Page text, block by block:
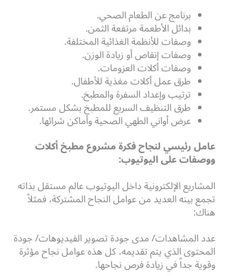
برنامج عن الطعام الصحي.
بدائل الأطعمة مرتفعة الثمن.
وصفات للأنظمة الغذائية المختلفة.
وصفات إنقاص أو زيادة الوزن.
وصفات أكلات العزومات.
طرق عمل أكلات مغذية للأطفال.
ترتيب وإعداد السفرة والمطبخ.
طرق التنظيف السريع للمطبخ بشكل مستمر.
عرض أواني الطهي الصحية وأماكن شرائها.
عامل رئيسي لنجاح فكرة مشروع مطبخ أكلات
ووصفات على اليوتيوب:
المشاريع الإلكترونية داخل اليوتيوب عالم مستقل بذاته
تجمع بينه العديد من عوامل النجاح المشتركة، فمثلاً
هناك:
عدد المشاهدات/ مدى جودة تصوير الفيديوهات/ جودة
المحتوى الذي يتم تقديمه، كل هذه عوامل نجاح مؤثرة
وقوية جداً في زيادة فرص نجاحها.